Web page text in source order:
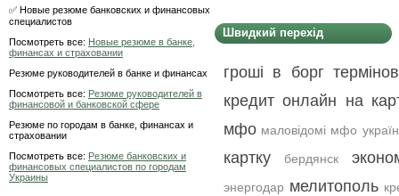
✅ Новые резюме банковских и финансовых
специалистов
Посмотреть все: Новые резюме в банке,
финансах и страховании
Резюме руководителей в банке и финансах
Посмотреть все: Резюме руководителей в
финансовой и банковской сфере
Резюме по городам в банке, финансах и
страховании
Посмотреть все: Резюме банковских и
финансовых специалистов по городам
Украины
Швидкий перехід
гроші в борг
кредит онлайн на
мфо маловідомі мфо
картку бердянск
энергодар мелитополь